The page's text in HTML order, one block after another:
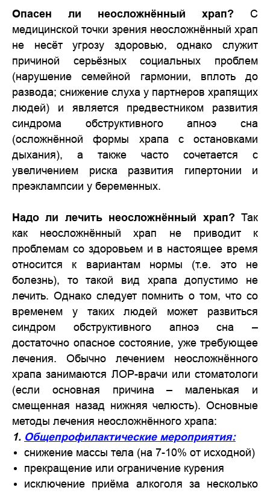
Опасен ли неосложнённый храп? С
медицинской точки зрения неосложнённый храп
не несёт угрозу здоровью, однако служит
причиной серьёзных социальных проблем
(нарушение семейной гармонии, вплоть до
развода; снижение слуха у партнеров храпящих
людей) и является предвестником развития
синдрома обструктивного апноэ сна
(осложнённой формы храпа с остановками
дыхания), а также часто сочетается с
увеличением риска развития гипертонии и
преэклампсии у беременных.
Надо ли лечить неосложнённый храп?Так
как неосложнённый храп не приводит к
проблемам со здоровьем и в настоящее время
относится к вариантам нормы (т.е. это не
болезнь), то такой вид храпа допустимо не
лечить. Однако следует помнить о том, что со
временем у таких людей может развиться
синдром обструктивного апноэ сна –
достаточно опасное состояние, уже требующее
лечения. Обычно лечением неосложнённого
храпа занимаются ЛОР-врачи или стоматологи
(если основная причина – маленькая и
смещенная назад нижняя челюсть). Основные
методы лечения неосложнённого храпа:
1. Общепрофилактические мероприятия:
снижение массы тела (на 7-10% от исходной)
прекращение или ограничение курения
исключение приёма алкоголя за несколько